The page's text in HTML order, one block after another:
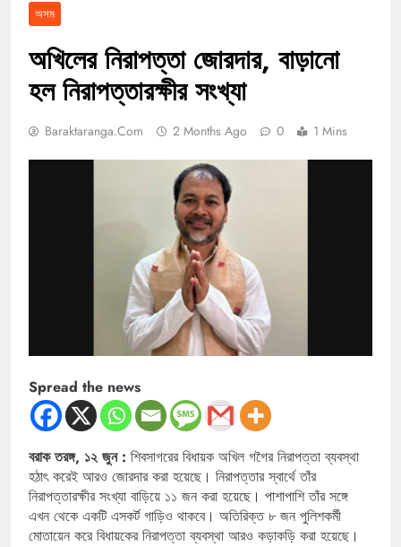
অসম
অখিলের নিরাপত্তা জোরদার, বাড়ানো
হল নিরাপত্তারক্ষীর সংখ্যা
Baraktaranga.com 2 Months Ago 0 1 Mins
Spread the news
বরাক তরঙ্গ, ১২ জুন : শিবসাগরের বিধায়ক অখিল গগৈর নিরাপত্তা ব্যবস্থা
হঠাৎ করেই আরও জোরদার করা হয়েছে। নিরাপত্তার স্বার্থে তাঁর
নিরাপত্তারক্ষীর সংখ্যা বাড়িয়ে ১১ জন করা হয়েছে। পাশাপাশি তাঁর সঙ্গে
এখন থেকে একটি এসকর্ট গাড়িও থাকবে। অতিরিক্ত ৮ জন পুলিশকর্মী
মোতায়েন করে বিধায়কের নিরাপত্তা ব্যবস্থা আরও কড়াকড়ি করা হয়েছে।